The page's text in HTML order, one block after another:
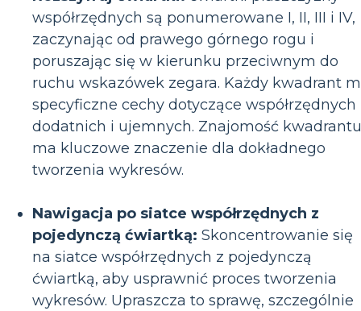
współrzędnych są ponumerowane I, II, III i IV,
zaczynając od prawego górnego rogu i
poruszając się w kierunku przeciwnym do
ruchu wskazówek zegara. Każdy kwadrant
specyficzne cechy dotyczące współrzędnych
dodatnich i ujemnych. Znajomość kwadrantu
ma kluczowe znaczenie dla dokładnego
tworzenia wykresów.
Nawigacja po siatce współrzędnych z
pojedynczą ćwiartką: Skoncentrowanie się
na siatce współrzędnych z pojedynczą
ćwiartką, aby usprawnić proces tworzenia
wykresów. Upraszcza to sprawę, szczególnie